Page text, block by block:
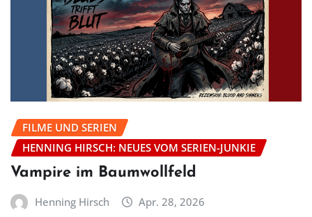
FILME UND SERIEN
HENNING HIRSCH: NEUES VOM SERIEN-JUNKIE
Vampire im Baumwollfeld
Henning Hirsch Apr. 28, 2026